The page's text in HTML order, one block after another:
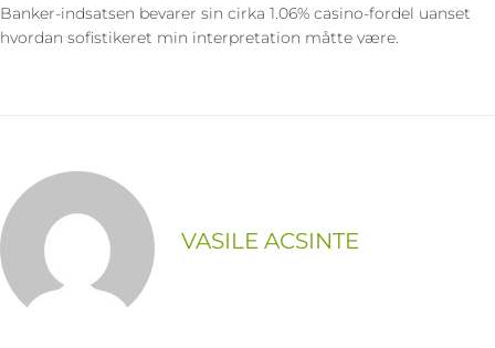
Banker-indsatsen bevarer sin cirka 1.06% casino-fordel uanset
hvordan sofistikeret min interpretation måtte være.
VASILE ACSINTE